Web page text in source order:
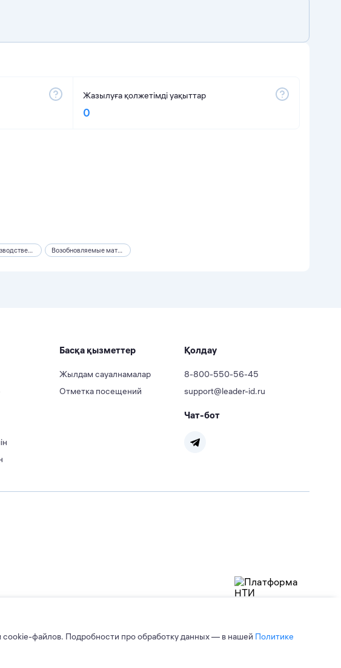
Жазылуға қолжетімді уақыттар
0
Новые производственные технологии Возобновляемые материалы и переработка отходов
Басқа қызметтер
Жылдам сауалнамалар
Отметка посещений
Қолдау
8-800-550-56-45
support@leader-id.ru
Чат-бот
cookie-файлов. Подробности про обработку данных — в нашей Политике